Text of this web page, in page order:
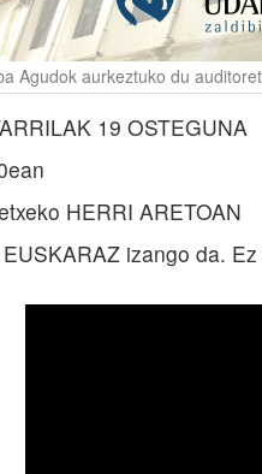
Agudok aurkeztuko du
19 OSTEGUNA
HERRI ARETOAN
izango da.